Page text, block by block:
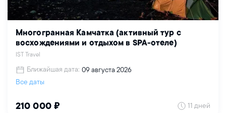
Многогранная Камчатка (активный тур с
восхождениями и отдыхом в SPA-отеле)
IST Travel
Ближайшая дата: 09 августа 2026
Все даты
210 000 ₽ 11 дней